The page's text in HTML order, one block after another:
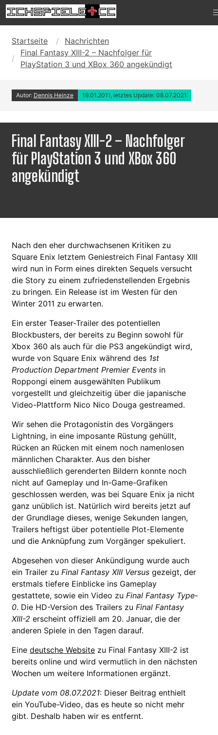
Startseite
Nachrichten
Final Fantasy XIII-2 – Nachfolger für
PlayStation 3 und XBox 360 angekündigt
Autor: Dennis Heinze 19.01.2011, letztes Update: 08.07.2021
Final Fantasy XIII-2 – Nachfolger
für PlayStation 3 und XBox 360
angekündigt
Nach den eher durchwachsenen Kritiken zu
Square Enix letztem Geniestreich Final Fantasy XIII
wird nun in Form eines direkten Sequels versucht
die Story zu einem zufriedenstellenden Ergebnis
zu bringen. Ein Release ist im Westen für den
Winter 2011 zu erwarten.
Ein erster Teaser-Trailer des potentiellen
Blockbusters, der bereits zu Beginn sowohl für
Xbox 360 als auch für die PS3 angekündigt wird,
wurde von Square Enix während des 1st
Production Department Premier Events in
Roppongi einem ausgewählten Publikum
vorgestellt und gleichzeitig über die japanische
Video-Plattform Nico Nico Douga gestreamed.
Wir sehen die Protagonistin des Vorgängers
Lightning, in eine imposante Rüstung gehüllt,
Rücken an Rücken mit einem noch namenlosen
männlichen Charakter. Aus den bisher
ausschließlich gerenderten Bildern konnte noch
nicht auf Gameplay und In-Game-Grafiken
geschlossen werden, was bei Square Enix ja nicht
ganz unüblich ist. Natürlich wird bereits jetzt auf
der Grundlage dieses, wenige Sekunden langen,
Trailers heftigst über potentielle Plot-Elemente
und die Anknüpfung zum Vorgänger spekuliert.
Abgesehen von dieser Ankündigung wurde auch
ein Trailer zu Final Fantasy XIII Versus gezeigt, der
erstmals tiefere Einblicke ins Gameplay
gestattete, sowie ein Video zu Final Fantasy Type-
0. Die HD-Version des Trailers zu Final Fantasy
XIII-2 erscheint offiziell am 20. Januar, die der
anderen Spiele in den Tagen darauf.
Eine deutsche Website zu Final Fantasy XIII-2 ist
bereits online und wird vermutlich in den nächsten
Wochen um weitere Informationen ergänzt.
Update vom 08.07.2021: Dieser Beitrag enthielt
ein YouTube-Video, das es heute so nicht mehr
gibt. Deshalb haben wir es entfernt.